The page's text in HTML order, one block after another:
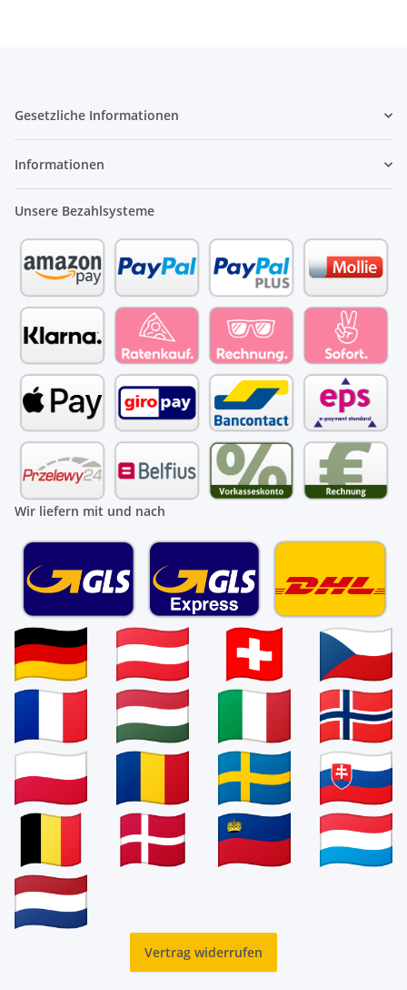
Gesetzliche Informationen
Informationen
Unsere Bezahlsysteme
Wir liefern mit und nach
Vertrag widerrufen